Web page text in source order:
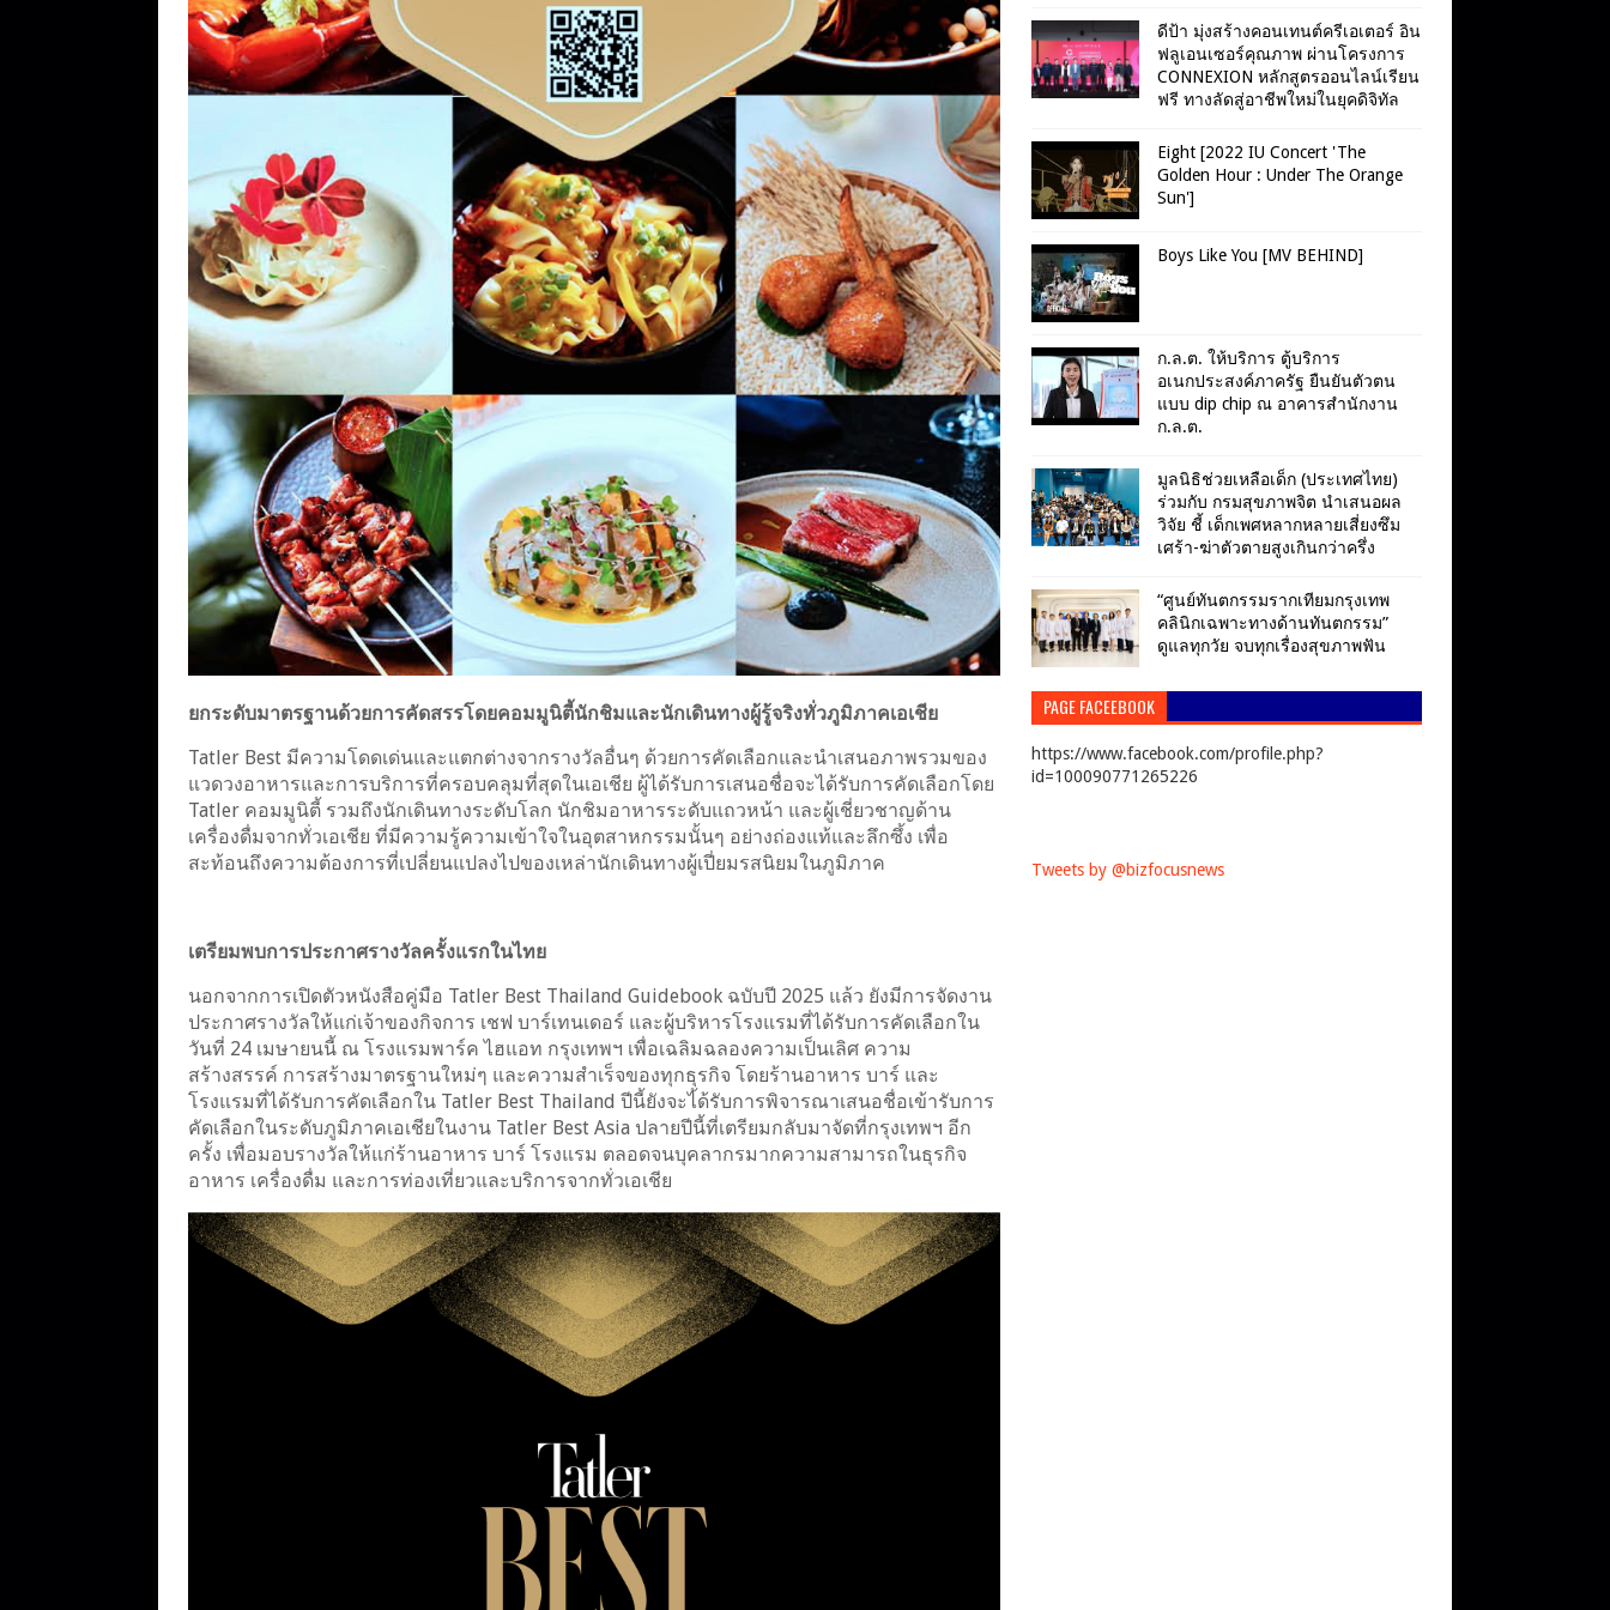
ยกระดับมาตรฐานด้วยการคัดสรรโดยคอมมูนิตี้นักชิมและนักเดินทางผู้รู้จริงทั่วภูมิภาคเอเชีย
Tatler Best มีความโดดเด่นและแตกต่างจากรางวัลอื่นๆ ด้วยการคัดเลือกและนำเสนอภาพรวมของ
แวดวงอาหารและการบริการที่ครอบคลุมที่สุดในเอเชีย ผู้ได้รับการเสนอชื่อจะได้รับการคัดเลือกโดย
Tatler คอมมูนิตี้ รวมถึงนักเดินทางระดับโลก นักชิมอาหารระดับแถวหน้า และผู้เชี่ยวชาญด้าน
เครื่องดื่มจากทั่วเอเชีย ที่มีความรู้ความเข้าใจในอุตสาหกรรมนั้นๆ อย่างถ่องแท้และลึกซึ้ง เพื่อ
สะท้อนถึงความต้องการที่เปลี่ยนแปลงไปของเหล่านักเดินทางผู้เปี่ยมรสนิยมในภูมิภาค
เตรียมพบการประกาศรางวัลครั้งแรกในไทย
นอกจากการเปิดตัวหนังสือคู่มือ Tatler Best Thailand Guidebook ฉบับปี 2025 แล้ว ยังมีการจัดงาน
ประกาศรางวัลให้แก่เจ้าของกิจการ เชฟ บาร์เทนเดอร์ และผู้บริหารโรงแรมที่ได้รับการคัดเลือกใน
วันที่ 24 เมษายนนี้ ณ โรงแรมพาร์ค ไฮแอท กรุงเทพฯ เพื่อเฉลิมฉลองความเป็นเลิศ ความ
สร้างสรรค์ การสร้างมาตรฐานใหม่ๆ และความสำเร็จของทุกธุรกิจ โดยร้านอาหาร บาร์ และ
โรงแรมที่ได้รับการคัดเลือกใน Tatler Best Thailand ปีนี้ยังจะไ้ด้รับการพิจารณาเสนอชื่อเข้ารับการ
คัดเลือกในระดับภูมิภาคเอเชียในงาน Tatler Best Asia ปลายปีนี้ที่เตรียมกลับมาจัดที่กรุงเทพฯ อีก
ครั้ง เพื่อมอบรางวัลให้แก่ร้านอาหาร บาร์ โรงแรม ตลอดจนบุคลากรมากความสามารถในธุรกิจ
อาหาร เครื่องดื่ม และการท่องเที่ยวและบริการจากทั่วเอเชีย
ดีป้า มุ่งสร้างคอนเทนต์ครีเอเตอร์ อิน
ฟลูเอนเซอร์คุณภาพ ผ่านโครงการ
CONNEXION หลักสูตรออนไลน์เรียน
ฟรี ทางลัดสู่อาชีพใหม่ในยุคดิจิทัล
Eight [2022 IU Concert 'The
Golden Hour : Under The Orange
Sun']
Boys Like You [MV BEHIND]
ก.ล.ต. ให้บริการ ตู้บริการ
อเนกประสงค์ภาครัฐ ยืนยันตัวตน
แบบ dip chip ณ อาคารสำนักงาน
ก.ล.ต.
มูลนิธิช่วยเหลือเด็ก (ประเทศไทย)
ร่วมกับ กรมสุขภาพจิต นำเสนอผล
วิจัย ชี้ เด็กเพศหลากหลายเสี่ยงซึม
เศร้า-ฆ่าตัวตายสูงเกินกว่าครึ่ง
“ศูนย์ทันตกรรมรากเทียมกรุงเทพ
คลินิกเฉพาะทางด้านทันตกรรม”
ดูแลทุกวัย จบทุกเรื่องสุขภาพฟัน
PAGE FACEEBOOK
https://www.facebook.com/profile.php?
id=100090771265226
Tweets by @bizfocusnews